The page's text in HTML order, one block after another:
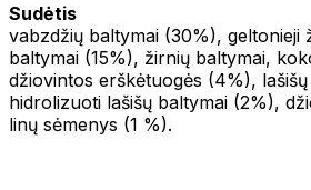
Sudėtis
vabzdžių baltymai (30%), geltonieji
baltymai (15%), žirnių baltymai,
džiovintos erškėtuogės (4%),
hidrolizuoti lašišų baltymai (2%),
linų sėmenys (1 %).